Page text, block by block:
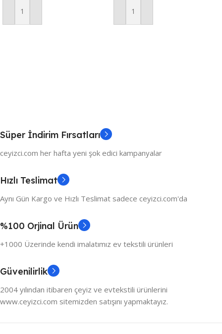
Sepete Ekle Sepete Ekle
Süper İndirim Fırsatları
ceyizci.com her hafta yeni şok edici kampanyalar
Hızlı Teslimat
Aynı Gün Kargo ve Hızlı Teslimat sadece ceyizci.com'da
%100 Orjinal Ürün
+1000 Üzerinde kendi imalatımız ev tekstili ürünleri
Güvenilirlik
2004 yılından itibaren çeyiz ve evtekstili ürünlerini
www.ceyizci.com sitemizden satışını yapmaktayız.